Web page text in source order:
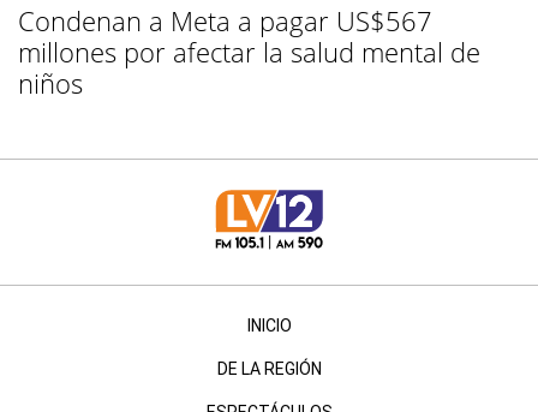
Condenan a Meta a pagar US$567
millones por afectar la salud mental de
niños
INICIO
DE LA REGIÓN